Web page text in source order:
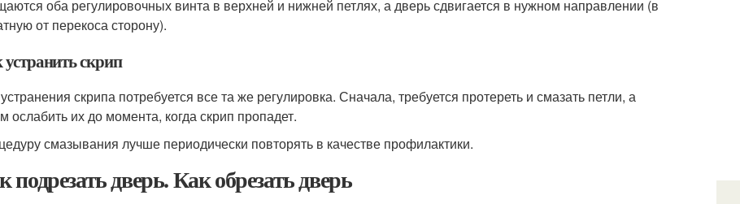
оба регулировочных винта в верхней и нижней петлях, а дверь сдвигается в нужном направлении (в
от перекоса сторону).
скрип
скрипа потребуется все та же регулировка. Сначала, требуется протереть и смазать петли, а
ослабить их до момента, когда скрип пропадет.
смазывания лучше периодически повторять в качестве профилактики.
подрезать дверь. Как обрезать дверь